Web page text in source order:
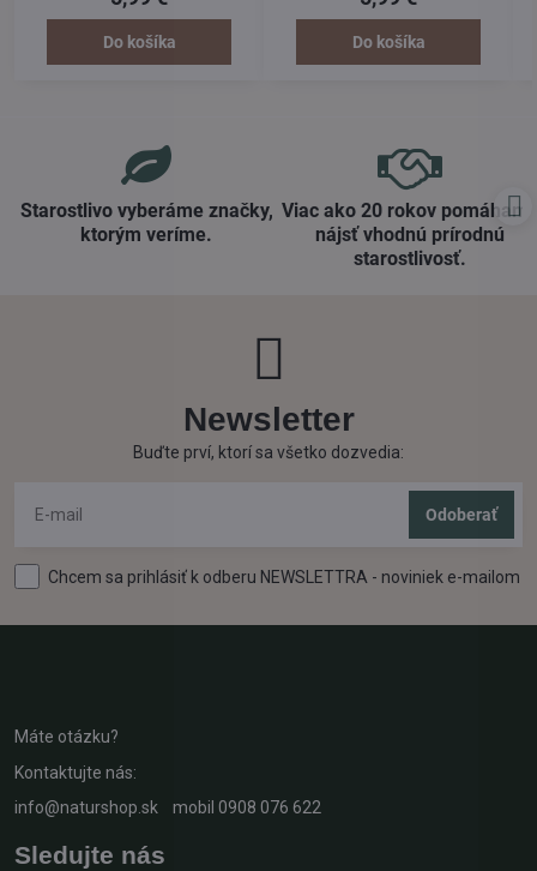
trávenie a vylučovanie. * Pôsobí
proti žalúdočným bolesteiam,
vredom a páleniu žáhy. * Uľavuje
Odstraňuje...
Do košíka
optimálnej činnosti črevného
traktu u citlivých osôb.
Do košíka
Starostlivo vyberáme značky,
ktorým veríme​.
Viac ako 20 rokov
nájsť vhodnú prírodnú
starostlivosť​.
Newsletter
Buďte prví, ktorí sa všetko dozvedia:
Odoberať
Chcem sa prihlásiť k odberu NEWSLETTRA - noviniek e-mailom
Máte otázku?
Kontaktujte nás:
info@naturshop.sk mobil 0908 076 622
Sledujte nás